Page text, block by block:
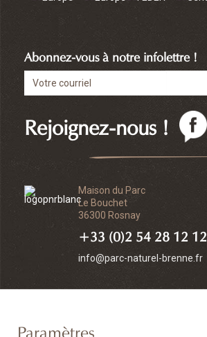
Maison du Parc
Le Bouchet
36300 Rosnay
+33 (0)2 54 28 12 12
info@parc-naturel-brenne.fr
Rejoignez-nous !
Abonnez-vous à notre infolettre !
Paramètres